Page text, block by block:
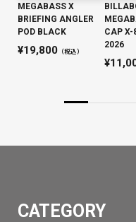
MEGABASS X
BRIEFING ANGLER
POD BLACK
19,800 （税込）
CAP X-
2026
CATEGORY